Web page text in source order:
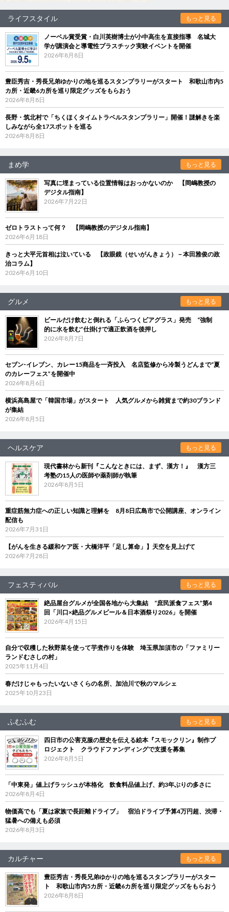
ライフスタイル もっと見る
ノーベル賞受賞・白川英樹博士が小中高生を直接指導 名城大
学が講演会と導電性プラスチック実験イベントを開催
2026年8月8日
豊臣秀吉・秀長兄弟ゆかりの地を巡るスタンプラリーがスタート 和歌山市内5
カ所・近畿6カ所を巡り限定グッズをもらおう
2026年8月8日
長野・筑北村で「ちくほくタイムトラベルスタンプラリー」開催！謎解きを楽
しみながら全17スポットを巡る
2026年8月8日
まめ学 もっと見る
写真に埋まっている位置情報はおっかないのか 【岡嶋教授の
デジタル指南】
2026年7月22日
ゼロトラストって何？ 【岡嶋教授のデジタル指南】
2026年6月18日
きっと大平元首相は泣いている 【政眼鏡（せいがんきょう）－本田雅俊の政
治コラム】
2026年6月10日
グルメ もっと見る
ビールだけ飲むと倒れる「ふらつくビアグラス」発売 “強制
的に水を飲む”仕掛けで適正飲酒を後押し
2026年8月7日
セブン‐イレブン、カレー15商品を一斉投入 名店監修から冷製うどんまで“夏
のカレーフェス”を開催中
2026年8月6日
横浜高島屋で「韓国市場」がスタート 人気グルメから雑貨まで約30ブランド
が集結
2026年8月5日
ヘルスケア もっと見る
現代書林から新刊『こんなときには、まず、漢方！』 漢方三
考塾の15人の医師や薬剤師が執筆
2026年8月5日
重症筋無力症への正しい知識と理解を 8月8日広島市で公開講座、オンライン
配信も
2026年7月31日
【がんを生きる緩和ケア医・大橋洋平「足し算命」】天空を見上げて
2026年7月28日
フェスティバル もっと見る
絶品屋台グルメが全国各地から大集結 “庶民派食フェス”第4
回「川口×絶品グルメビール＆日本酒祭り2026」を開催
2026年4月15日
自分で収穫した秋野菜を使って芋煮作りを体験 埼玉県加須市の「ファミリー
ランドむさしの村」
2025年11月4日
春だけじゃもったいないさくらの名所、加治川で秋のマルシェ
2025年10月23日
ふむふむ もっと見る
四日市の公害克服の歴史を伝える絵本『スモックリン』制作プ
ロジェクト クラウドファンディングで支援を募集
2026年8月5日
「中東発」値上げラッシュが本格化 飲食料品値上げ、約3年ぶりの多さに
2026年8月4日
物価高でも「夏は家族で長距離ドライブ」 宿泊ドライブ予算4万円超、渋滞・
猛暑への備えも必須
2026年8月3日
カルチャー もっと見る
豊臣秀吉・秀長兄弟ゆかりの地を巡るスタンプラリーがスター
ト 和歌山市内5カ所・近畿6カ所を巡り限定グッズをもらおう
2026年8月8日